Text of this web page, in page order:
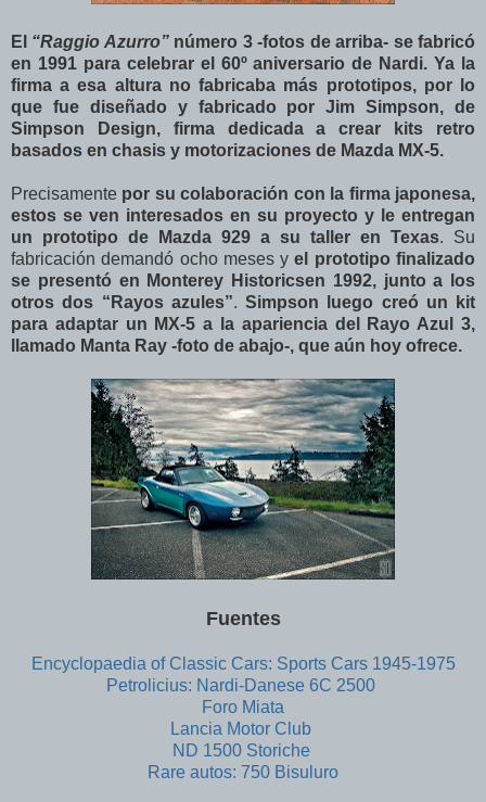
El “Raggio Azurro”número 3 -fotos de arriba- se fabricó
en 1991 para celebrar el 60º aniversario de Nardi. Ya la
firma a esa altura no fabricaba más prototipos, por lo
que fue diseñado y fabricado por Jim Simpson, de
Simpson Design, firma dedicada a crear kits retro
basados en chasis y motorizaciones de Mazda MX-5.
Precisamente por su colaboración con la firma japonesa,
estos se ven interesados en su proyecto y le entregan
un prototipo de Mazda 929 a su taller en Texas. Su
fabricación demandó ocho meses yel prototipo finalizado
se presentó en Monterey Historicsen 1992, junto a los
otros dos “Rayos azules”. Simpson luego creó un kit
para adaptar un MX-5 a la apariencia del Rayo Azul 3,
llamado Manta Ray -foto de abajo-, que aún hoy ofrece.
Fuentes
Encyclopaedia of Classic Cars: Sports Cars 1945-1975
Petrolicius: Nardi-Danese 6C 2500
Foro Miata
Lancia Motor Club
ND 1500 Storiche
Rare autos: 750 Bisuluro